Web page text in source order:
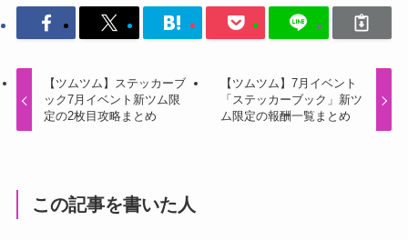
【ツムツム】ステッカーブ
ック7月イベント新ツム限
定の2枚目攻略まとめ
【ツムツム】7月イベント
「ステッカーブック」新ツ
ム限定の報酬一覧まとめ
この記事を書いた人